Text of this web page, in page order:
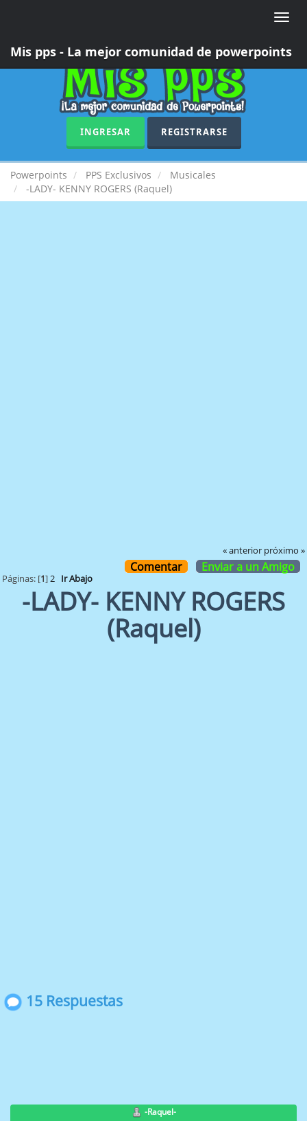
Toggle
Mis pps - La mejor comunidad de powerpoints
INGRESAR REGISTRARSE
Powerpoints PPS Exclusivos
Musicales
-LADY- KENNY ROGERS (Raquel)
« anterior próximo »
Comentar Enviar a un Amigo
Páginas: [1]2 Ir Abajo
-LADY- KENNY ROGERS
(Raquel)
15 Respuestas
-Raquel-